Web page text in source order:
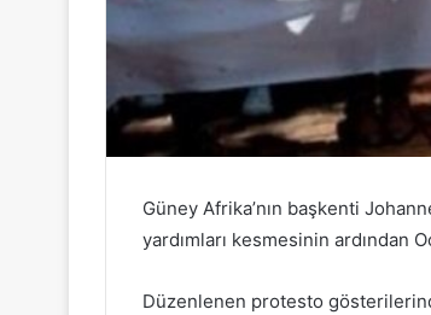
Güney Afrika’nın başkenti
yardımları kesmesinin ardından
Düzenlenen protesto